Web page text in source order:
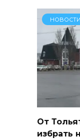
НОВОСТИ
От
избрать